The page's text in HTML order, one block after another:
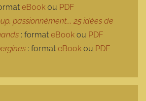
eBook ou PDF
passionnément…, 25 idées de
: format eBook ou PDF
: format eBook ou PDF